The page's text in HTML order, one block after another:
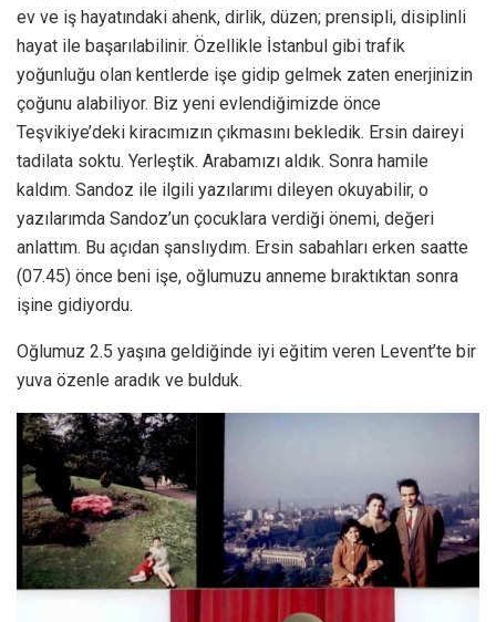
ev ve iş hayatındaki ahenk, dirlik, düzen; prensipli, disiplinli
hayat ile başarılabilinir. Özellikle İstanbul gibi trafik
yoğunluğu olan kentlerde işe gidip gelmek zaten enerjinizin
çoğunu alabiliyor. Biz yeni evlendiğimizde önce
Teşvikiye’deki kiracımızın çıkmasını bekledik. Ersin daireyi
tadilata soktu. Yerleştik. Arabamızı aldık. Sonra hamile
kaldım. Sandoz ile ilgili yazılarımı dileyen okuyabilir, o
yazılarımda Sandoz’un çocuklara verdiği önemi, değeri
anlattım. Bu açıdan şanslıydım. Ersin sabahları erken saatte
(07.45) önce beni işe, oğlumuzu anneme bıraktıktan sonra
işine gidiyordu.
Oğlumuz 2.5 yaşına geldiğinde iyi eğitim veren Levent’te bir
yuva özenle aradık ve bulduk.